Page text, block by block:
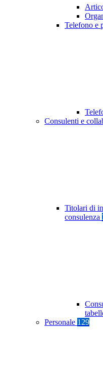
Telefono e
Consulenti e
Titolari di
consulenza
Personale 129